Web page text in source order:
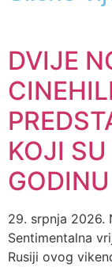
DVIJE
KOJI
GODINU
29. srpnja 2026.
Sentimentalna
Rusiji ovog